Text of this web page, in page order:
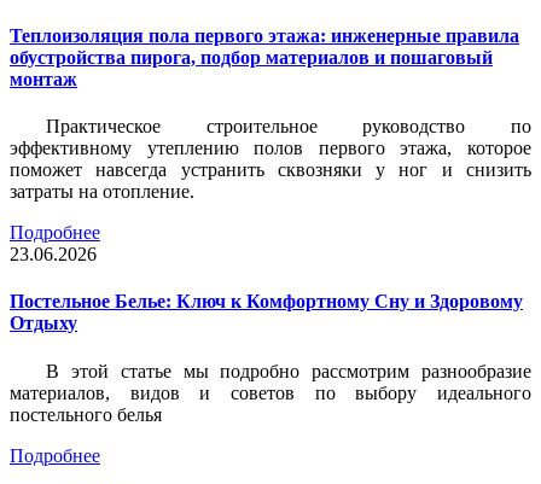
Теплоизоляция пола первого этажа: инженерные правила
обустройства пирога, подбор материалов и пошаговый
монтаж
Практическое строительное руководство по
эффективному утеплению полов первого этажа, которое
поможет навсегда устранить сквозняки у ног и снизить
затраты на отопление.
Подробнее
23.06.2026
Постельное Белье: Ключ к Комфортному Сну и Здоровому
Отдыху
В этой статье мы подробно рассмотрим разнообразие
материалов, видов и советов по выбору идеального
постельного белья
Подробнее